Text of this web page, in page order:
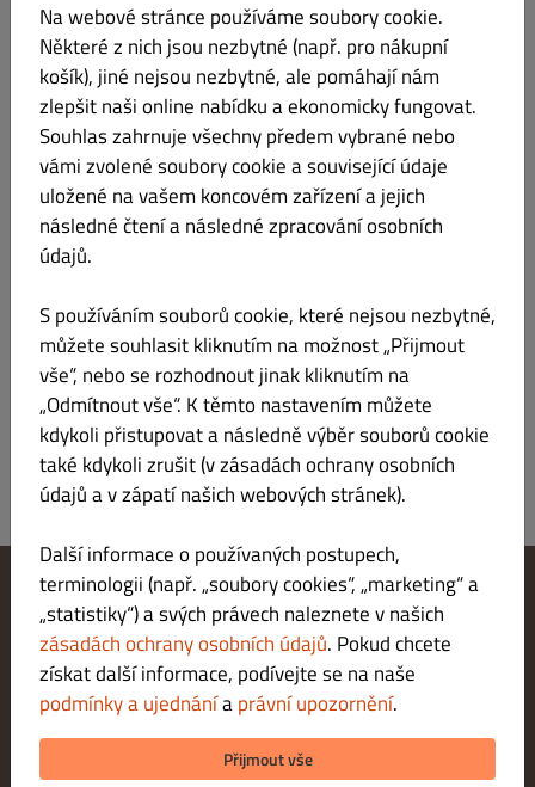
ggf. Umsatzsteuer-Identifikationsnummer gem. § 27 a
Umsatzsteuergesetz:
VAT: 06051243
ggf. Geschäftsführer:
Roman Blažek
Verantwortlicher gemäß § 55 Abs.2 RStV
Plattform der EU-Kommission zur Online-
Streitbeilegung:
https://ec.europa.eu/consumers/odr/main/index.cfm
Změnit nastavení souborů cookie
Kontaktuj nás
Zásady ochrany osobních údajů
Podmínky a ujednání
Právní upozornění
METODY PLATBY PŘI DORUČENÍ
Na webové stránce používáme soubory cookie.
Některé z nich jsou nezbytné (např. pro nákupní
košík), jiné nejsou nezbytné, ale pomáhají nám
zlepšit naši online nabídku a ekonomicky fungovat.
Souhlas zahrnuje všechny předem vybrané nebo
vámi zvolené soubory cookie a související údaje
uložené na vašem koncovém zařízení a jejich
následné čtení a následné zpracování osobních
údajů.
S používáním souborů cookie, které nejsou nezbytné,
můžete souhlasit kliknutím na možnost „Přijmout
vše“, nebo se rozhodnout jinak kliknutím na
„Odmítnout vše“. K těmto nastavením můžete
kdykoli přistupovat a následně výběr souborů cookie
také kdykoli zrušit (v zásadách ochrany osobních
údajů a v zápatí našich webových stránek).
Další informace o používaných postupech,
terminologii (např. „soubory cookies“, „marketing“ a
„statistiky“) a svých právech naleznete v našich
zásadách ochrany osobních údajů. Pokud chcete
získat další informace, podívejte se na naše
podmínky a ujednáníaprávní upozornění.
Přijmout vše